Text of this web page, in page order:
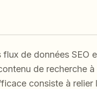
de données SEO
de recherche à
consiste à relier